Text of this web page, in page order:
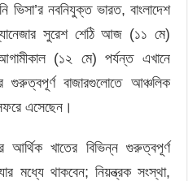
ভিসা’র নবনিযুক্ত ভারত, বাংলাদেশ
সুরেশ শেঠি আজ (১১ মে)
(১২ মে) পর্যন্ত এখানে
গুরুত্বপূর্ণ বাজারগুলোতে আঞ্চলিক
এসেছেন।
আর্থিক খাতের বিভিন্ন গুরুত্বপূর্ণ
মধ্যে থাকবেন; নিয়ন্ত্রক সংস্থা,